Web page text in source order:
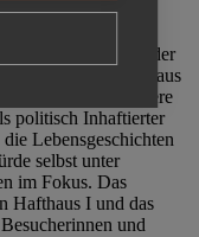
während der
SED-Diktatur.
in der
Unrechts aus
Eine besondere
politisch Inhaftierter
Lebensgeschichten
selbst unter
im Fokus. Das
Hafthaus I und das
und